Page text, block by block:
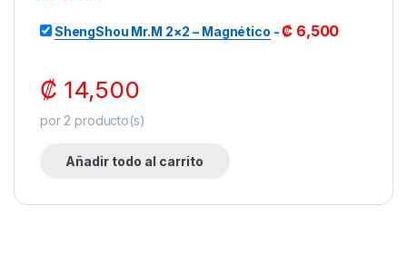
ShengShou Mr.M 2×2 – Magnético -₡ 6,500
₡ 14,500
por 2 producto(s)
Añadir todo al carrito